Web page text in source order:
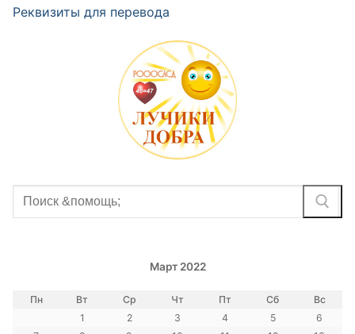
Реквизиты для перевода
Найти:
Март 2022
Пн Вт Ср Чт Пт Сб
Вс
1
2 3 4 5
6